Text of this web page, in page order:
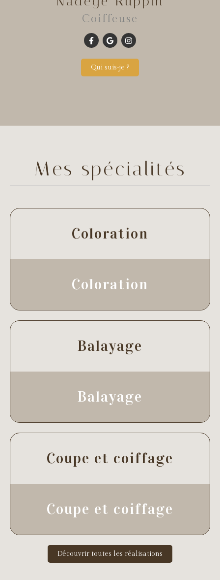
Coiffeuse
Qui suis-je ?
Mes spécialités
Coloration
Coloration
Balayage
Balayage
Coupe et coiffage
Coupe et coiffage
Découvrir toutes les réalisations